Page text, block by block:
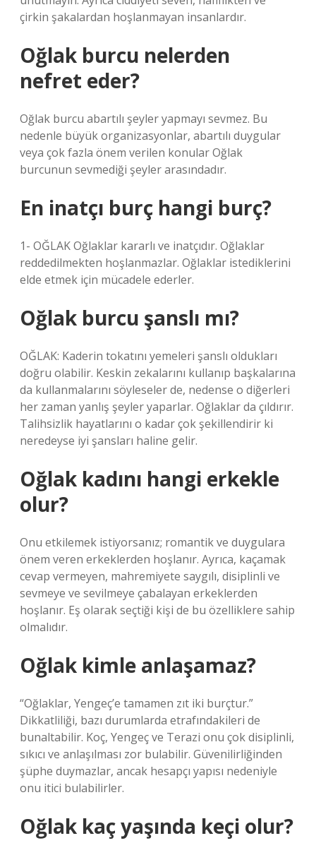
çirkin şakalardan hoşlanmayan insanlardır.
Oğlak burcu nelerden
nefret eder?
Oğlak burcu abartılı şeyler yapmayı sevmez. Bu
nedenle büyük organizasyonlar, abartılı duygular
veya çok fazla önem verilen konular Oğlak
burcunun sevmediği şeyler arasındadır.
En inatçı burç hangi burç?
1- OĞLAK Oğlaklar kararlı ve inatçıdır. Oğlaklar
reddedilmekten hoşlanmazlar. Oğlaklar istediklerini
elde etmek için mücadele ederler.
Oğlak burcu şanslı mı?
OĞLAK: Kaderin tokatını yemeleri şanslı oldukları
doğru olabilir. Keskin zekalarını kullanıp başkalarına
da kullanmalarını söyleseler de, nedense o diğerleri
her zaman yanlış şeyler yaparlar. Oğlaklar da çıldırır.
Talihsizlik hayatlarını o kadar çok şekillendirir ki
neredeyse iyi şansları haline gelir.
Oğlak kadını hangi erkekle
olur?
Onu etkilemek istiyorsanız; romantik ve duygulara
önem veren erkeklerden hoşlanır. Ayrıca, kaçamak
cevap vermeyen, mahremiyete saygılı, disiplinli ve
sevmeye ve sevilmeye çabalayan erkeklerden
hoşlanır. Eş olarak seçtiği kişi de bu özelliklere sahip
olmalıdır.
Oğlak kimle anlaşamaz?
“Oğlaklar, Yengeç’e tamamen zıt iki burçtur.”
Dikkatliliği, bazı durumlarda etrafındakileri de
bunaltabilir. Koç, Yengeç ve Terazi onu çok disiplinli,
sıkıcı ve anlaşılması zor bulabilir. Güvenilirliğinden
şüphe duymazlar, ancak hesapçı yapısı nedeniyle
onu itici bulabilirler.
Oğlak kaç yaşında keçi olur?